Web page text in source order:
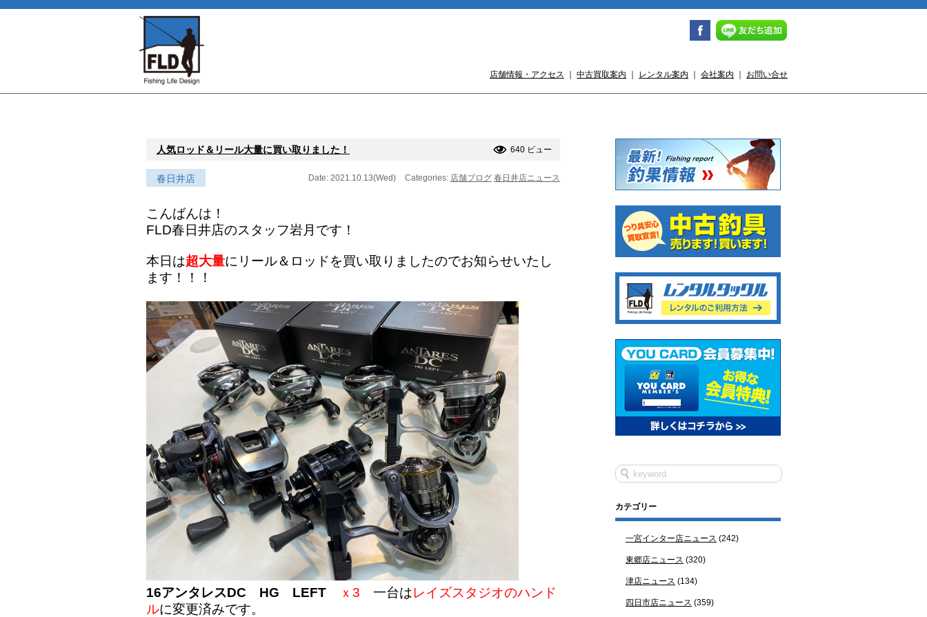
店舗情報・アクセス 中古買取案内 レンタル案内 会社案内 お問い合せ
人気ロッド＆リール大量に買い取りました！ 640 ビュー
春日井店 Date: 2021.10.13(Wed) Categories: 店舗ブログ 春日井店ニュース
こんばんは！
FLD春日井店のスタッフ岩月です！
本日は超大量にリール＆ロッドを買い取りましたのでお知らせいたし
ます！！！
16アンタレスDC HG LEFT ｘ3 一台はレイズスタジオのハンド
ルに変更済みです。
カテゴリー
一宮インター店ニュース (242)
東郷店ニュース (320)
津店ニュース (134)
四日市店ニュース (359)